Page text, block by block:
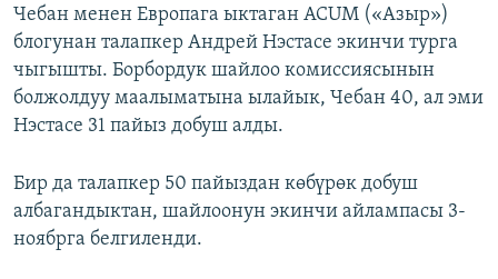
Чебан менен Европага ыктаган ACUM («Азыр»)
блогунан талапкер Андрей Нэстасе экинчи турга
чыгышты. Борбордук шайлоо комиссиясынын
болжолдуу маалыматына ылайык, Чебан 40, ал эми
Нэстасе 31 пайыз добуш алды.
Бир да талапкер 50 пайыздан көбүрөк добуш
албагандыктан, шайлоонун экинчи айлампасы 3-
ноябрга белгиленди.